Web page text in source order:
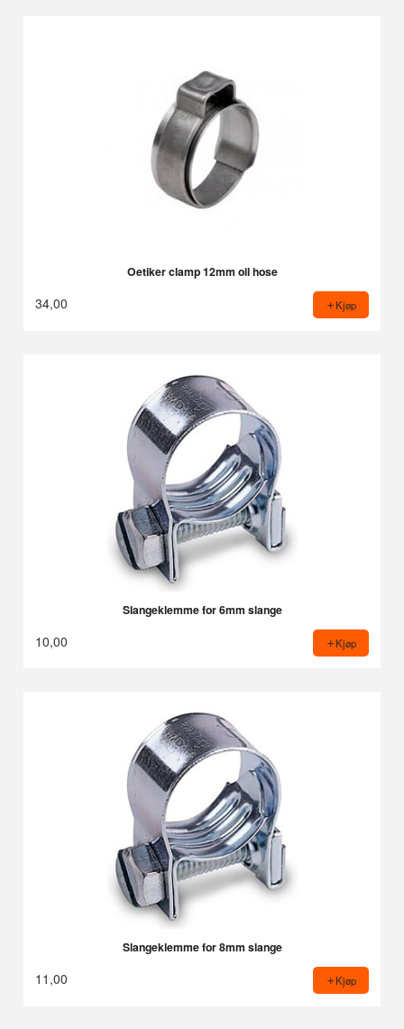
Oetiker clamp 12mm oil hose
34,00 Kjøp
Slangeklemme for 6mm slange
10,00 Kjøp
Slangeklemme for 8mm slange
11,00 Kjøp